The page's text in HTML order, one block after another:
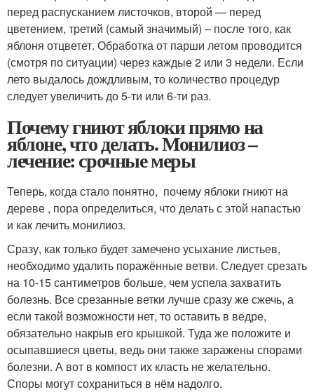
перед распусканием листочков, второй — перед
цветением, третий (самый значимый) – после того, как
яблоня отцветет. Обработка от парши летом проводится
(смотря по ситуации) через каждые 2 или 3 недели. Если
лето выдалось дождливым, то количество процедур
следует увеличить до 5-ти или 6-ти раз.
Почему гниют яблоки прямо на
яблоне, что делать. Монилиоз –
лечение: срочные меры
Теперь, когда стало понятно, почему яблоки гниют на
дереве , пора определиться, что делать с этой напастью
и как лечить монилиоз.
Сразу, как только будет замечено усыхание листьев,
необходимо удалить поражённые ветви. Следует срезать
на 10-15 сантиметров больше, чем успела захватить
болезнь. Все срезанные ветки лучше сразу же сжечь, а
если такой возможности нет, то оставить в ведре,
обязательно накрыв его крышкой. Туда же положите и
осыпавшиеся цветы, ведь они также заражены спорами
болезни. А вот в компост их класть не желательно.
Споры могут сохраниться в нём надолго.